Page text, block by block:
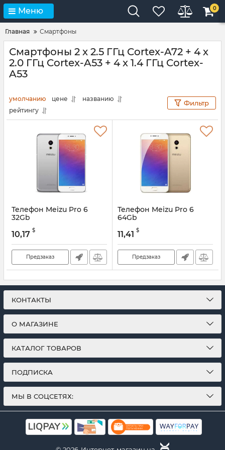
Меню 0
Главная Смартфоны
Смартфоны 2 x 2.5 ГГц Cortex-A72 + 4 x
2.0 ГГц Cortex-A53 + 4 x 1.4 ГГц Cortex-
A53
умолчанию цене
названию
рейтингу
Фильтр
Телефон Meizu Pro 6
32Gb
10,17 $
Предзаказ
Телефон Meizu Pro 6
64Gb
11,41 $
Предзаказ
КОНТАКТЫ
О МАГАЗИНЕ
КАТАЛОГ ТОВАРОВ
ПОДПИСКА
МЫ В СОЦСЕТЯХ: